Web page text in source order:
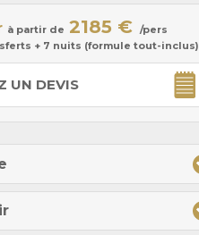
à partir de 2185 € /pers
+ 7 nuits (formule tout-inclus)
UN DEVIS